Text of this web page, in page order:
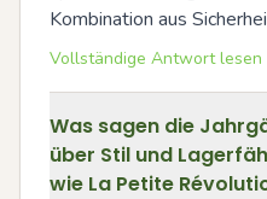
Kombination aus
Vollständige Antwort
Was sagen die
über Stil und
wie La Petite